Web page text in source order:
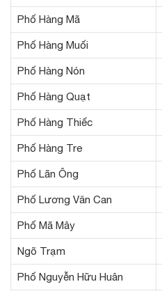
Phố Hàng Mã
Phố Hàng Muối
Phố Hàng Nón
Phố Hàng Quạt
Phố Hàng Thiếc
Phố Hàng Tre
Phố Lãn Ông
Phố Lương Văn Can
Phố Mã Mây
Ngõ Trạm
Phố Nguyễn Hữu Huân